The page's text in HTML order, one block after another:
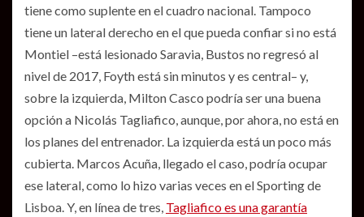
tiene como suplente en el cuadro nacional. Tampoco
tiene un lateral derecho en el que pueda confiar si no está
Montiel –está lesionado Saravia, Bustos no regresó al
nivel de 2017, Foyth está sin minutos y es central– y,
sobre la izquierda, Milton Casco podría ser una buena
opción a Nicolás Tagliafico, aunque, por ahora, no está en
los planes del entrenador. La izquierda está un poco más
cubierta. Marcos Acuña, llegado el caso, podría ocupar
ese lateral, como lo hizo varias veces en el Sporting de
Lisboa. Y, en línea de tres, Tagliafico es una garantía